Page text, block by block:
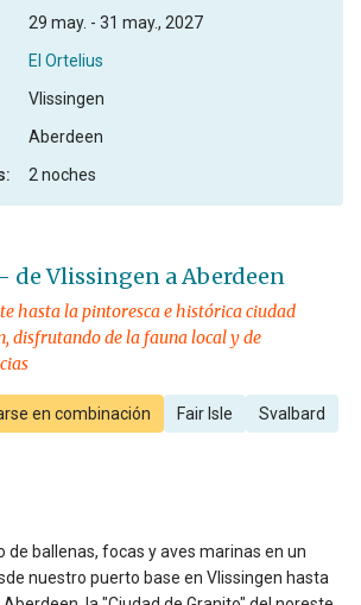
de Vlissingen a Aberdeen
hasta la pintoresca e histórica ciudad
disfrutando de la fauna local y de
en combinación Fair Isle Svalbard
de ballenas, focas y aves marinas en un
nuestro puerto base en Vlissingen hasta
29 may. - 31 may., 2027
El Ortelius
Vlissingen
Aberdeen
2 noches